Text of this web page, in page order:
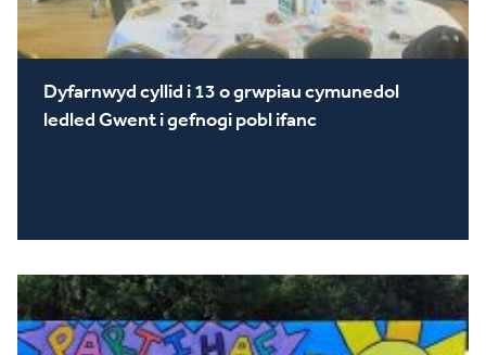
Dyfarnwyd cyllid i 13 o grwpiau cymunedol
ledled Gwent i gefnogi pobl ifanc